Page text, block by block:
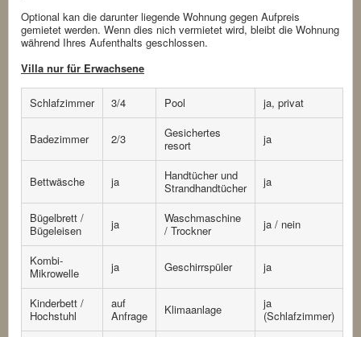
Optional kan die darunter liegende Wohnung gegen Aufpreis
gemietet werden. Wenn dies nich vermietet wird, bleibt die Wohnung
während Ihres Aufenthalts geschlossen.
Villa nur für Erwachsene
Schlafzimmer 3/4 Pool ja, privat
Badezimmer 2/3
Gesichertes
resort
ja
Bettwäsche ja
Handtücher und
Strandhandtücher
ja
Bügelbrett /
Bügeleisen
ja
Waschmaschine
/ Trockner
ja / nein
Kombi-
Mikrowelle
ja Geschirrspüler ja
Kinderbett /
Hochstuhl
auf
Anfrage
Klimaanlage
ja
(Schlafzimmer)